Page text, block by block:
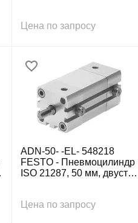
Цена по запросу
ADN-50- -EL- 548218
FESTO - Пневмоцилиндр
ISO 21287, 50 мм, двуст.
Цена по запросу